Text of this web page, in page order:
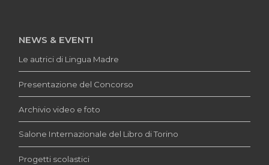
NEWS & EVENTI
Le autrici di Lingua Madre
Presentazione del Concorso
Archivio video e foto
Salone Internazionale del Libro di Torino
Progetti scolastici